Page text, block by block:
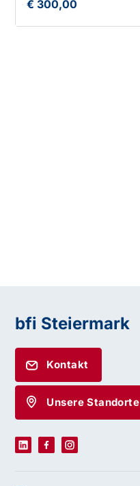
€ 300,00
bfi Steiermark
Kontakt
Unsere Standorte